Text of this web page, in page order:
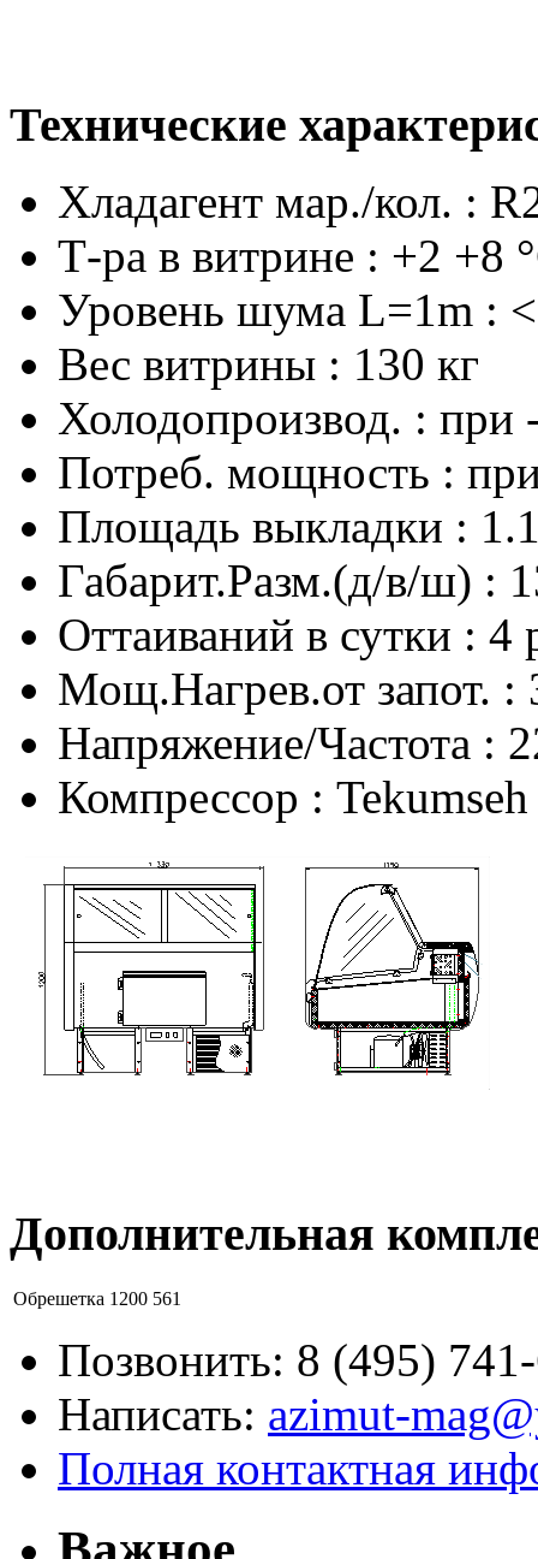
Технические
Хладагент мар./кол. :
Т-ра в витрине : +2 +8
Уровень шума L=1m :
Вес витрины : 130 кг
Холодопроизвод. : при
Потреб. мощность :
Площадь выкладки :
Габарит.Разм.(д/в/ш) :
Оттаиваний в сутки : 4
Мощ.Нагрев.от запот. :
Напряжение/Частота :
Компрессор :
Дополнительная
Обрешетка 1200 561
Позвонить: 8 (495)
Написать: azimut-
Полная контактная